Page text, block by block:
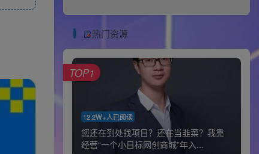
热门资源
12.2W+人已阅读
您还在到处找项目？还在当韭菜？我靠
经营“一个小目标网创商城”年入...
TOP1